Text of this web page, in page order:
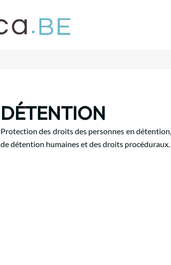
DÉTENTION
Protection des droits des personnes en
de détention humaines et des droits procéduraux.